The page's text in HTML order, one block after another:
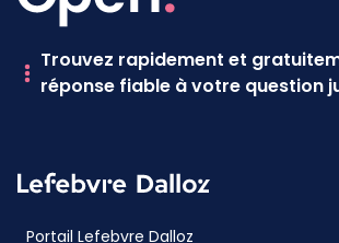
Trouvez rapidement et
réponse fiable à votre question
Portail Lefebvre Dalloz